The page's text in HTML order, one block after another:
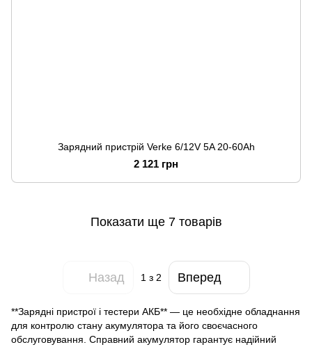
Зарядний пристрій Verke 6/12V 5A 20-60Ah
2 121 грн
Показати ще 7 товарів
Назад 1 з 2 Вперед
**Зарядні пристрої і тестери АКБ** — це необхідне обладнання
для контролю стану акумулятора та його своєчасного
обслуговування. Справний акумулятор гарантує надійний